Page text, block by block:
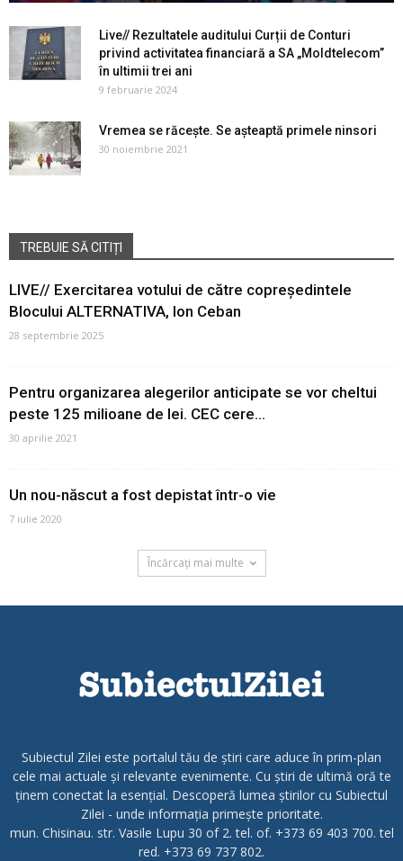
Live// Rezultatele auditului Curții de Conturi
privind activitatea financiară a SA „Moldtelecom”
în ultimii trei ani
9 februarie 2024
Vremea se răcește. Se așteaptă primele ninsori
30 noiembrie 2021
TREBUIE SĂ CITIȚI
LIVE// Exercitarea votului de către copreședintele
Blocului ALTERNATIVA, Ion Ceban
28 septembrie 2025
Pentru organizarea alegerilor anticipate se vor cheltui
peste 125 milioane de lei. CEC cere...
30 aprilie 2021
Un nou-născut a fost depistat într-o vie
7 iulie 2020
Încărcați mai multe
Subiectul Zilei este portalul tău de știri care aduce în prim-plan
cele mai actuale și relevante evenimente. Cu știri de ultimă oră te
ținem conectat la esențial. Descoperă lumea știrilor cu Subiectul
Zilei - unde informația primește prioritate.
mun. Chisinau. str. Vasile Lupu 30 of 2. tel. of. +373 69 403 700. tel
red. +373 69 737 802.